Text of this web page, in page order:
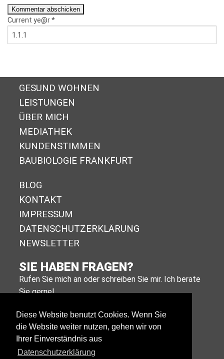
Diese Website benutzt Cookies. Wenn Sie
die Website weiter nutzen, gehen wir von
Ihrer Einverständnis aus
Datenschutzerklärung
Current ye@r*
GESUND WOHNEN
LEISTUNGEN
ÜBER MICH
MEDIATHEK
KUNDENSTIMMEN
BAUBIOLOGIE FRANKFURT
BLOG
KONTAKT
IMPRESSUM
DA­TEN­SCHUTZ­ER­KLÄ­RUNG
NEWSLETTER
SIE HABEN FRAGEN?
Rufen Sie mich an oder schreiben Sie mir. Ich berate
Sie gerne!
E-MAIL SCHREIBEN